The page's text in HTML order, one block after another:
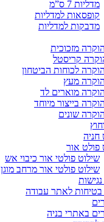
מדליות 7 ס”מ
קופסאות למדליות
מדבקות למדליות
הוקרה מזכוכית
קריסטל
הוקרה לכוחות הביטחון
הוקרה מעץ
הוקרה מוארים לד
בייצור מיוחד
הוקרה שונים
חניה
פולט אור
שילוט פולטי אור כיבוי אש
שילוט פולטי אור מרחב מוגן
לאתר עבודה
באתרי בניה